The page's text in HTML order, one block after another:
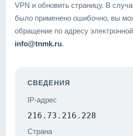
VPN и обновить страницу. В
было применено ошибочно, вы
обращение по адресу
info@tnmk.ru.
СВЕДЕНИЯ
IP-адрес
216.73.216.228
Страна